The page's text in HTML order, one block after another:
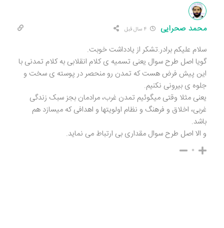
محمد صحرایی ۴ سال قبل
سلام علیکم برادر.تشکر از یادداشت خوبت.
گویا اصل طرح سوال یعنی تسمیه ی کلام انقلابی به کلام تمدنی با
این پیش فرض هست که تمدن رو منحصر در پوسته ی سخت و
جلوه ی بیرونی نکنیم.
یعنی مثلا وقتی میگوئیم تمدن غرب، مرادمان بجز سبک زندگی
غربی، اخلاق و فرهنگ و نظام اولویتها و اهدافی که میسازد هم
باشد.
و الا اصل طرح سوال مقداری بی ارتباط می نماید.
۰